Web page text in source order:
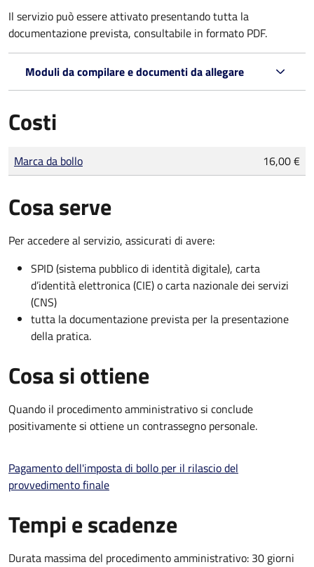
Il servizio può essere attivato presentando tutta la
documentazione prevista, consultabile in formato PDF.
Moduli da compilare e documenti da allegare
Costi
Tipo di pagamento
Importo
Marca da bollo 16,00 €
Cosa serve
Per accedere al servizio, assicurati di avere:
SPID (sistema pubblico di identità digitale), carta
d’identità elettronica (CIE) o carta nazionale dei servizi
(CNS)
tutta la documentazione prevista per la presentazione
della pratica.
Cosa si ottiene
Quando il procedimento amministrativo si conclude
positivamente si ottiene un contrassegno personale.
Pagamento dell'imposta di bollo per il rilascio del
provvedimento finale
Tempi e scadenze
Durata massima del procedimento amministrativo: 30 giorni